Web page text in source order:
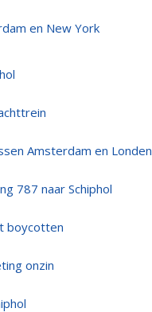
en New York
Amsterdam en Londen
787 naar Schiphol
boycotten
onzin